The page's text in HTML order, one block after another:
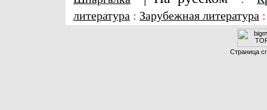
литература : Зарубежная литература
Страница